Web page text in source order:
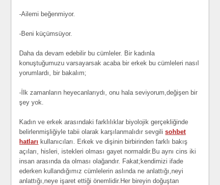
-Ailemi beğenmiyor.
-Beni küçümsüyor.
Daha da devam edebilir bu cümleler. Bir kadınla
konuştuğumuzu varsayarsak acaba bir erkek bu cümleleri nasıl
yorumlardı, bir bakalım;
-İlk zamanların heyecanlarıydı, onu hala seviyorum,değişen bir
şey yok.
Kadın ve erkek arasındaki farklılıklar biyolojik gerçekliğinde
belirlenmişliğiyle tabii olarak karşılanmalıdır sevgilisohbet
hatları kullanıcıları. Erkek ve dişinin birbirinden farklı bakış
açıları, hisleri, istekleri olması gayet normaldir.Bu aynı cins iki
insan arasında da olması olağandır. Fakat;kendimizi ifade
ederken kullandığımız cümlelerin aslında ne anlattığı,neyi
anlattığı,neye işaret ettiği önemlidir.Her bireyin doğuştan